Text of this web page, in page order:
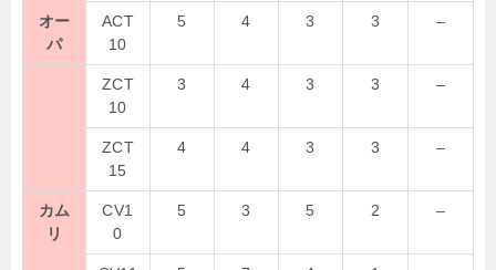
オー
パ
ACT
10
5 4 3 3 –
ZCT
10
3 4 3 3 –
ZCT
15
4 4 3 3 –
カム
リ
CV1
0
5 3 5 2 –